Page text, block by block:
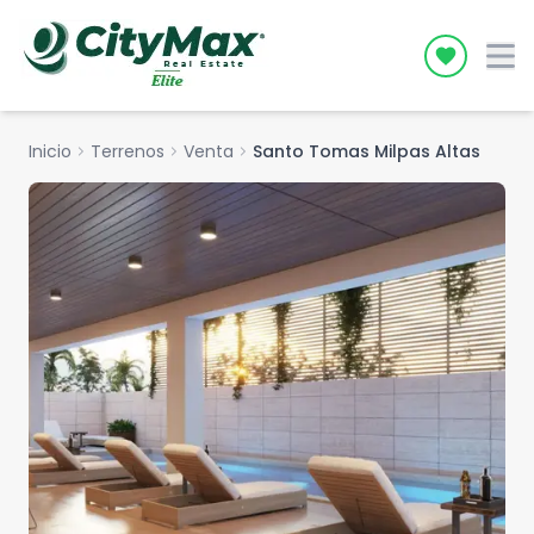
Icon
Inicio chevron_right Terrenos chevron_right Venta chevron_right Santo Tomas Milpas Altas